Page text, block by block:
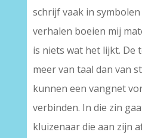
schrijf vaak in
verhalen boeien mij
is niets wat het lijkt. De
meer van taal dan van
kunnen een vangnet
verbinden. In die zin
kluizenaar die aan zijn